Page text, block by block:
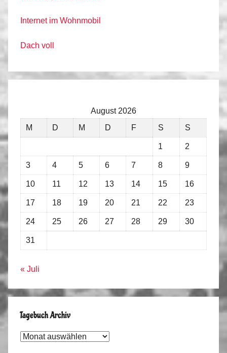
Internet im Wohnmobil
Dach voll
August 2026
M
D M D F S S
1 2
3 4 5 6 7 8 9
10 11 12 13 14 15 16
17 18 19 20 21 22 23
24 25 26 27 28 29 30
31
« Juli
Tagebuch Archiv
Tagebuch